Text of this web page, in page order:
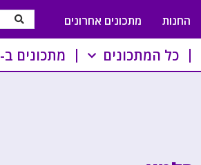
החנות מתכונים אחרונים
כל המתכונים מתכונים ב-10 דקות